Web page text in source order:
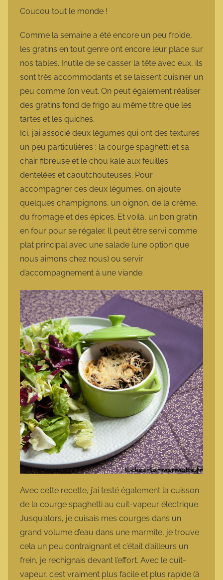
a
o
t
t
e
Coucou tout le monde !
Comme la semaine a été encore un peu froide,
les gratins en tout genre ont encore leur place sur
nos tables. Inutile de se casser la tête avec eux, ils
sont très accommodants et se laissent cuisiner un
peu comme l’on veut. On peut également réaliser
des gratins fond de frigo au même titre que les
tartes et les quiches.
Ici, j’ai associé deux légumes qui ont des textures
un peu particulières : la courge spaghetti et sa
chair fibreuse et le chou kale aux feuilles
dentelées et caoutchouteuses. Pour
accompagner ces deux légumes, on ajoute
quelques champignons, un oignon, de la crème,
du fromage et des épices. Et voilà, un bon gratin
en four pour se régaler. Il peut être servi comme
plat principal avec une salade (une option que
nous aimons chez nous) ou servir
d’accompagnement à une viande.
Avec cette recette, j’ai testé également la cuisson
de la courge spaghetti au cuit-vapeur électrique.
Jusqu’alors, je cuisais mes courges dans un
grand volume d’eau dans une marmite, je trouve
cela un peu contraignant et c’était d’ailleurs un
frein, je rechignais devant l’effort. Avec le cuit-
vapeur, c’est vraiment plus facile et plus rapide (à